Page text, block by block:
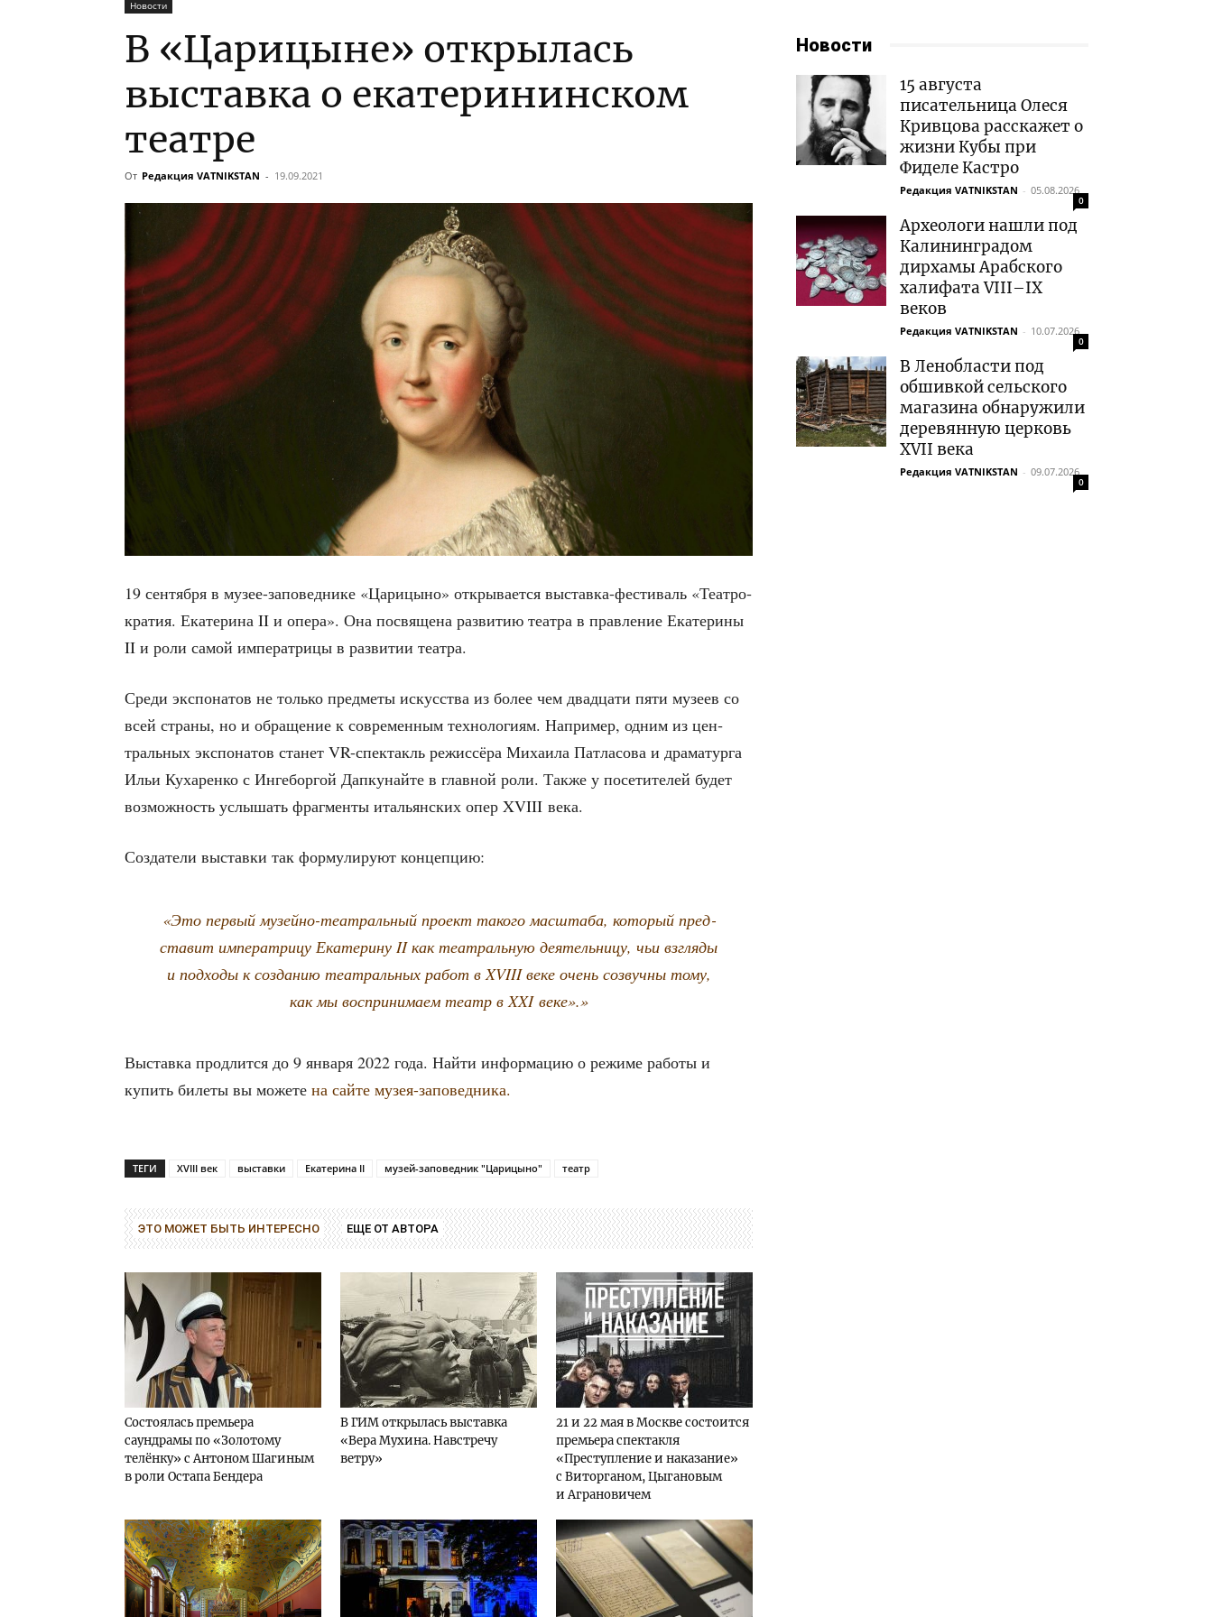
Новости
В «Царицыне» открылась
выставка о екатерининском
театре
От Редакция VATNIKSTAN - 19.09.2021
19 сен­тяб­ря в музее-запо­вед­ни­ке «Цари­цы­но» откры­ва­ет­ся выстав­ка-фести­валь «Теат­ро­
кра­тия. Ека­те­ри­на II и опе­ра». Она посвя­ще­на раз­ви­тию теат­ра в прав­ле­ние Ека­те­ри­ны
II и роли самой импе­ра­три­цы в раз­ви­тии театра.
Сре­ди экс­по­на­тов не толь­ко пред­ме­ты искус­ства из более чем два­дца­ти пяти музеев со
всей стра­ны, но и обра­ще­ние к совре­мен­ным тех­но­ло­ги­ям. Напри­мер, одним из цен­
траль­ных экс­по­на­тов ста­нет VR-спек­такль режис­сё­ра Миха­и­ла Пат­ла­со­ва и дра­ма­тур­га
Ильи Куха­рен­ко с Ингеб­ор­гой Дап­ку­най­те в глав­ной роли. Так­же у посе­ти­те­лей будет
воз­мож­ность услы­шать фраг­мен­ты ита­льян­ских опер XVIII века.
Созда­те­ли выстав­ки так фор­му­ли­ру­ют концепцию:
«Это пер­вый музей­но-теат­раль­ный про­ект тако­го мас­шта­ба, кото­рый пред­
ста­вит импе­ра­три­цу Ека­те­ри­ну II как теат­раль­ную дея­тель­ни­цу, чьи взгля­ды
и под­хо­ды к созда­нию теат­раль­ных работ в XVIII веке очень созвуч­ны тому,
как мы вос­при­ни­ма­ем театр в XXI веке».»
Выстав­ка про­длит­ся до 9 янва­ря 2022 года. Най­ти инфор­ма­цию о режи­ме рабо­ты и
купить биле­ты вы може­те на сай­те музея-заповедника.
ТЕГИ XVIII век выставки Екатерина II музей-заповедник "Царицыно" театр
ЭТО МОЖЕТ БЫТЬ ИНТЕРЕСНО ЕЩЕ ОТ АВТОРА
Cостоялась премьера
саундрамы по «Золотому
телёнку» с Антоном Шагиным
в роли Остапа Бендера
В ГИМ открылась выставка
«Вера Мухина. Навстречу
ветру»
21 и 22 мая в Москве состоится
премьера спектакля
«Преступление и наказание»
с Виторганом, Цыгановым
и Аграновичем
Новости
15 августа
писательница Олеся
Кривцова расскажет о
жизни Кубы при
Фиделе Кастро
Редакция VATNIKSTAN - 05.08.2026
0
Археологи нашли под
Калининградом
дирхамы Арабского
халифата VIII–IX
веков
Редакция VATNIKSTAN - 10.07.2026
0
В Ленобласти под
обшивкой сельского
магазина обнаружили
деревянную церковь
XVII века
Редакция VATNIKSTAN - 09.07.2026
0